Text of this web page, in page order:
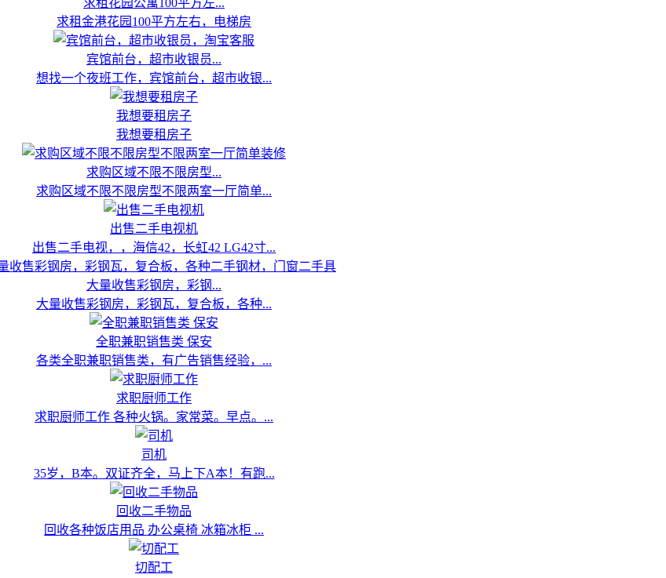
求租金港花园100平方左右，电梯房
宾馆前台，超市收银员...
想找一个夜班工作，宾馆前台，超市收银...
我想要租房子
我想要租房子
求购区域不限不限房型...
求购区域不限不限房型不限两室一厅简单...
出售二手电视机
出售二手电视，，海信42，长虹42 LG42寸...
大量收售彩钢房，彩钢...
大量收售彩钢房，彩钢瓦，复合板，各种...
全职兼职销售类 保安
各类全职兼职销售类，有广告销售经验，...
求职厨师工作
求职厨师工作 各种火锅。家常菜。早点。...
司机
35岁，B本。双证齐全，马上下A本！有跑...
回收二手物品
回收各种饭店用品 办公桌椅 冰箱冰柜 ...
切配工